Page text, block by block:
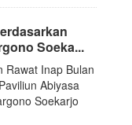
Soeka...
Rawat Inap Bulan
Abiyasa
Soekarjo